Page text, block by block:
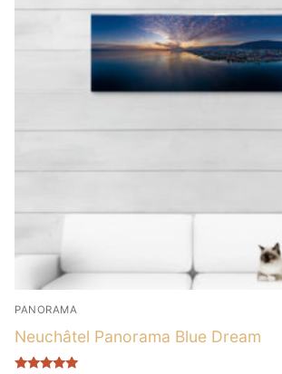
PANORAMA
Neuchâtel Panorama Blue Dream